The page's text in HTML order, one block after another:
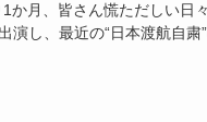
か月、皆さん慌ただしい日
演し、最近の“日本渡航自